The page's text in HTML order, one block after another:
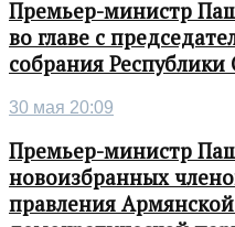
Премьер-министр
во главе с
собрания Республики
30 мая 20:09
Премьер-министр
новоизбранных
правления